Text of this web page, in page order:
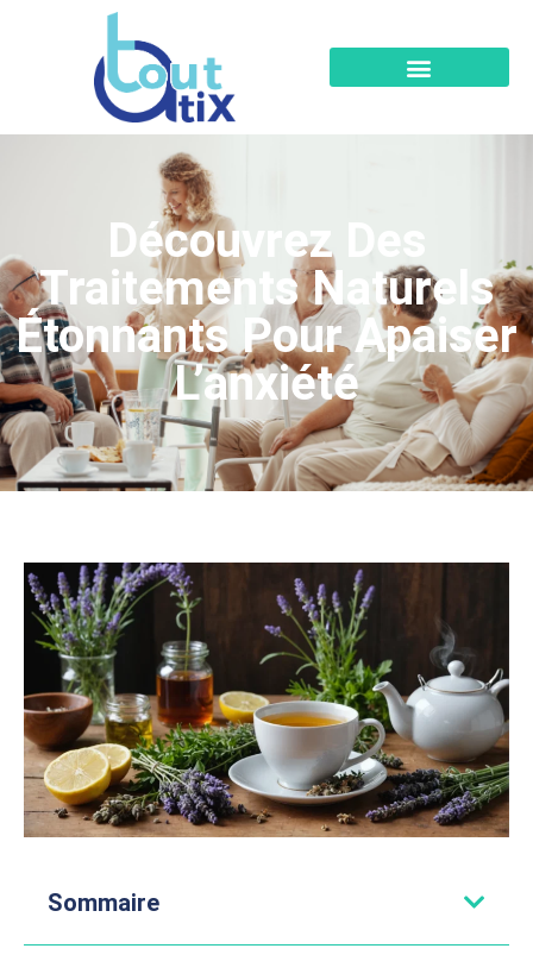
Découvrez Des
Traitements Naturels
Étonnants Pour Apaiser
L’anxiété
Sommaire